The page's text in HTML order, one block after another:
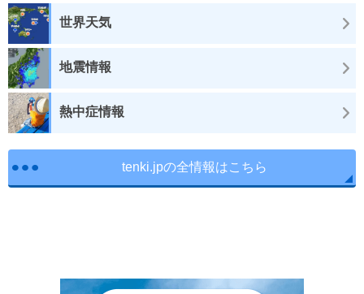
世界天気
地震情報
熱中症情報
tenki.jpの全情報はこちら